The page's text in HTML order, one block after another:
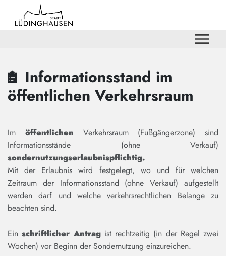
Zum Header
Zum Hauptinhalt
Zum Footer
Zum Hauptinhalt springen
Informationsstand im
öffentlichen Verkehrsraum
Im öffentlichen Verkehrsraum (Fußgängerzone) sind
Informationsstände (ohne Verkauf)
sondernutzungserlaubnispflichtig.
Mit der Erlaubnis wird festgelegt, wo und für welchen
Zeitraum der Informationsstand (ohne Verkauf) aufgestellt
werden darf und welche verkehrsrechtlichen Belange zu
beachten sind.
Einschriftlicher Antrag ist rechtzeitig (in der Regel zwei
Wochen) vor Beginn der Sondernutzung einzureichen.